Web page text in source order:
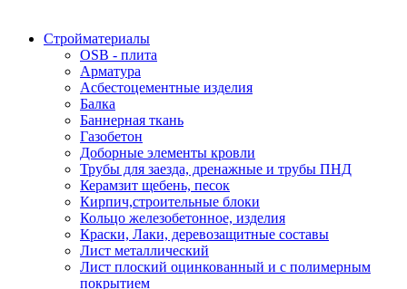
Стройматериалы
OSB - плита
Арматура
Асбестоцементные изделия
Балка
Баннерная ткань
Газобетон
Доборные элементы кровли
Трубы для заезда, дренажные и трубы ПНД
Керамзит щебень, песок
Кирпич,строительные блоки
Кольцо железобетонное, изделия
Краски, Лаки, деревозащитные составы
Лист металлический
Лист плоский оцинкованный и с полимерным
покрытием